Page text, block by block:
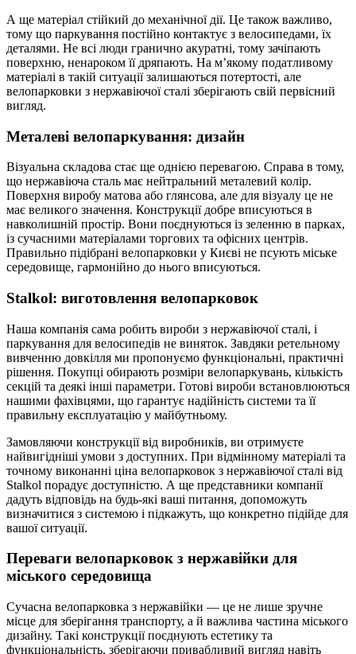
А ще матеріал стійкий до механічної дії. Це також важливо,
тому що паркування постійно контактує з велосипедами, їх
деталями. Не всі люди гранично акуратні, тому зачіпають
поверхню, ненароком її дряпають. На м’якому податливому
матеріалі в такій ситуації залишаються потертості, але
велопарковки з нержавіючої сталі зберігають свій первісний
вигляд.
Металеві велопаркування: дизайн
Візуальна складова стає ще однією перевагою. Справа в тому,
що нержавіюча сталь має нейтральний металевий колір.
Поверхня виробу матова або глянсова, але для візуалу це не
має великого значення. Конструкції добре вписуються в
навколишній простір. Вони поєднуються із зеленню в парках,
із сучасними матеріалами торгових та офісних центрів.
Правильно підібрані велопарковки у Києві не псують міське
середовище, гармонійно до нього вписуються.
Stalkol: виготовлення велопарковок
Наша компанія сама робить вироби з нержавіючої сталі, і
паркування для велосипедів не виняток. Завдяки ретельному
вивченню довкілля ми пропонуємо функціональні, практичні
рішення. Покупці обирають розміри велопаркувань, кількість
секцій та деякі інші параметри. Готові вироби встановлюються
нашими фахівцями, що гарантує надійність системи та її
правильну експлуатацію у майбутньому.
Замовляючи конструкції від виробників, ви отримуєте
найвигідніші умови з доступних. При відмінному матеріалі та
точному виконанні ціна велопарковок з нержавіючої сталі від
Stalkol порадує доступністю. А ще представники компанії
дадуть відповідь на будь-які ваші питання, допоможуть
визначитися з системою і підкажуть, що конкретно підійде для
вашої ситуації.
Переваги велопарковок з нержавійки для
міського середовища
Сучасна велопарковка з нержавійки — це не лише зручне
місце для зберігання транспорту, а й важлива частина міського
дизайну. Такі конструкції поєднують естетику та
функціональність, зберігаючи привабливий вигляд навіть